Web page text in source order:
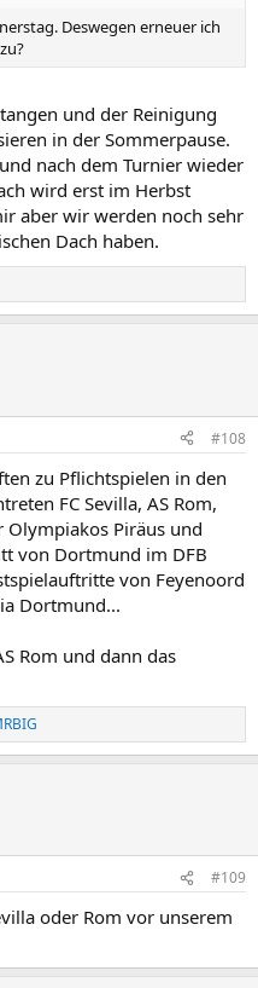
Deswegen erneuer ich
und der Reinigung
in der Sommerpause.
nach dem Turnier wieder
wird erst im Herbst
aber wir werden noch sehr
Dach haben.
#108
zu Pflichtspielen in den
FC Sevilla, AS Rom,
Piräus und
von Dortmund im DFB
von Feyenoord
Dortmund...
Rom und dann das
#109
oder Rom vor unserem